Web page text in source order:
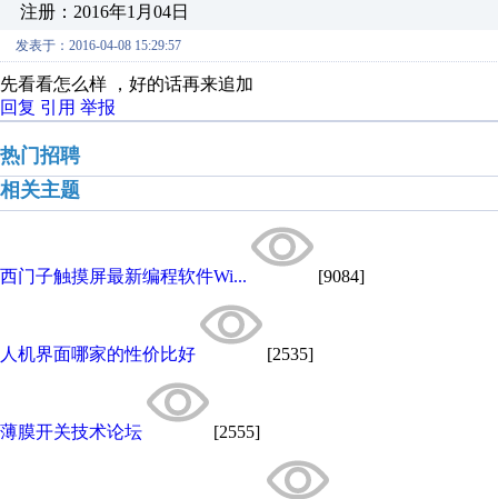
注册：2016年1月04日
发表于：2016-04-08 15:29:57
先看看怎么样 ，好的话再来追加
回复 引用 举报
热门招聘
相关主题
西门子触摸屏最新编程软件Wi... [9084]
人机界面哪家的性价比好 [2535]
薄膜开关技术论坛 [2555]